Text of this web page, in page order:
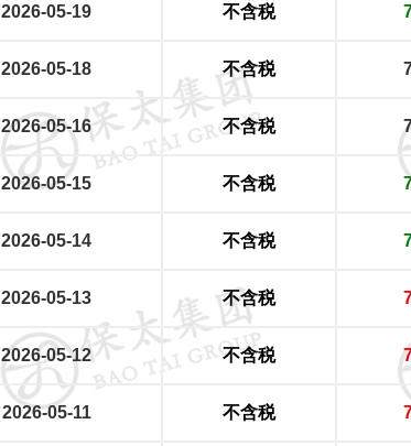
2026-05-19 不含税
2026-05-18 不含税
2026-05-16 不含税
2026-05-15 不含税
2026-05-14 不含税
2026-05-13 不含税
2026-05-12 不含税
2026-05-11 不含税